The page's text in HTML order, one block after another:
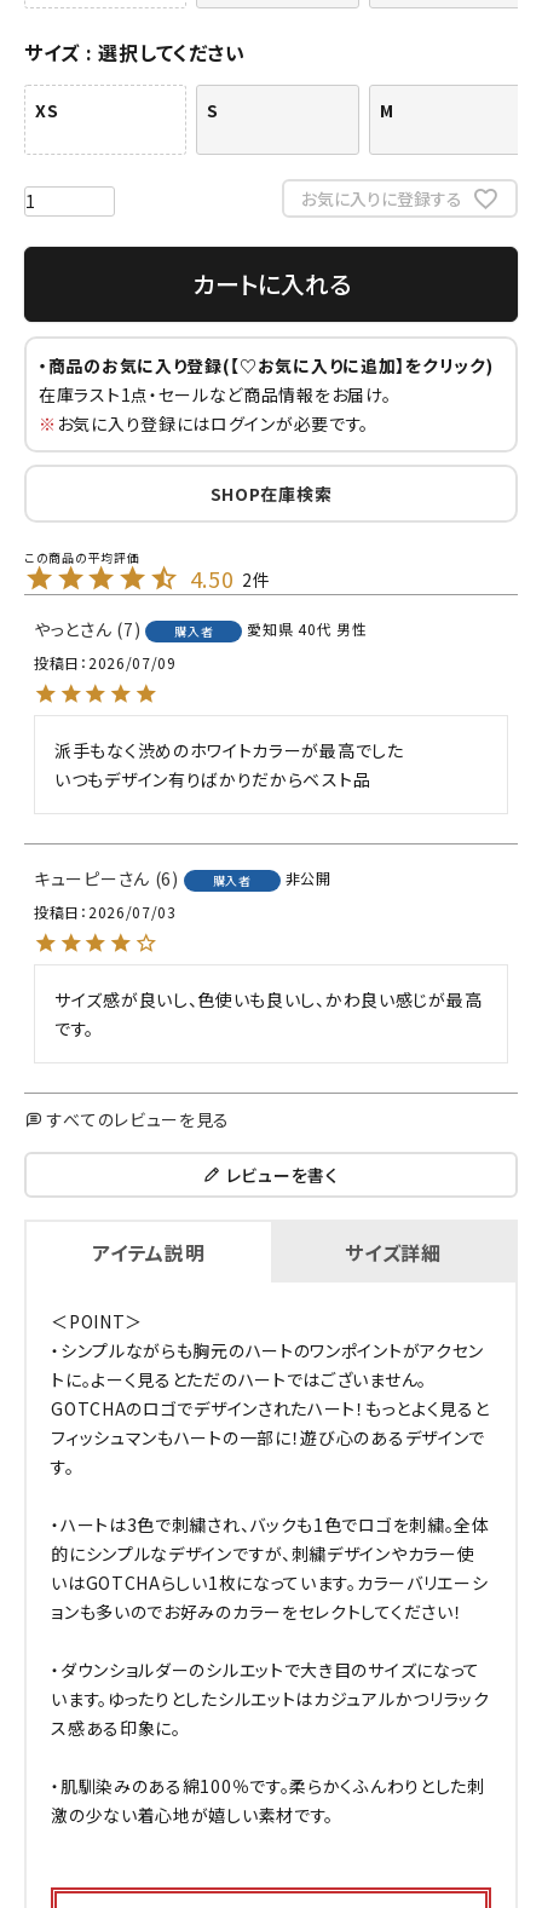
サイズ 選択してください
XS S M
お気に入りに登録する
カートに入れる
・商品のお気に入り登録(【♡お気に入りに追加】をクリック)
在庫ラスト1点・セールなど商品情報をお届け。
※ お気に入り登録にはログインが必要です。
SHOP在庫検索
4.50 2
やっと 7 購入者 愛知県 40代 男性
投稿日 2026/07/09
派手もなく渋めのホワイトカラーが最高でした
キューピー 6 購入者
非公開
投稿日 2026/07/03
サイズ感が良いし、色使いも良いし、かわ良い感じが最高
です。
すべてのレビューを見る
レビューを書く
アイテム説明 サイズ詳細
＜POINT＞
・シンプルながらも胸元のハートのワンポイントがアクセン
トに。よーく見るとただのハートではございません。
GOTCHAのロゴでデザインされたハート！もっとよく見ると
フィッシュマンもハートの一部に！遊び心のあるデザインで
す。
・ハートは3色で刺繍され、バックも1色でロゴを刺繍。全体
的にシンプルなデザインですが、刺繍デザインやカラー使
いはGOTCHAらしい1枚になっています。カラーバリエーシ
ョンも多いのでお好みのカラーをセレクトしてください！
・ダウンショルダーのシルエットで大き目のサイズになって
います。ゆったりとしたシルエットはカジュアルかつリラック
ス感ある印象に。
・肌馴染みのある綿100％です。柔らかくふんわりとした刺
激の少ない着心地が嬉しい素材です。